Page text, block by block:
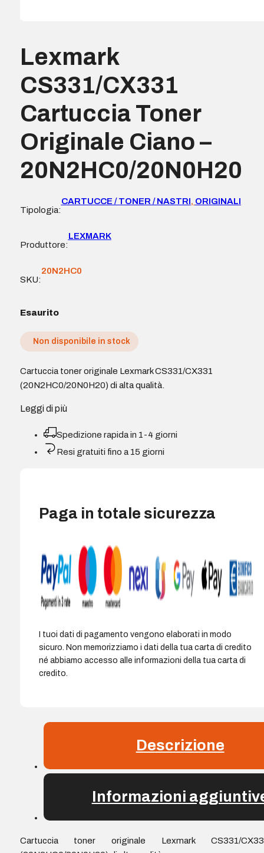
Lexmark
CS331/CX331
Cartuccia Toner
Originale Ciano –
20N2HC0/20N0H20
Tipologia:
CARTUCCE / TONER / NASTRI, ORIGINALI
Produttore:
LEXMARK
SKU:
20N2HC0
Esaurito
Non disponibile in stock
Cartuccia toner originale Lexmark CS331/CX331
(20N2HC0/20N0H20) di alta qualità.
Leggi di più
Spedizione rapida in 1-4 giorni
Resi gratuiti fino a 15 giorni
Paga in totale sicurezza
I tuoi dati di pagamento vengono elaborati in modo
sicuro. Non memorizziamo i dati della tua carta di credito
né abbiamo accesso alle informazioni della tua carta di
credito.
Descrizione
Informazioni
Cartuccia toner originale Lexmark CS331/